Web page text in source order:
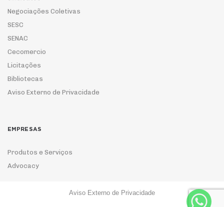
Negociações Coletivas
SESC
SENAC
Cecomercio
Licitações
Bibliotecas
Aviso Externo de Privacidade
EMPRESAS
Produtos e Serviços
Advocacy
Aviso Externo de Privacidade